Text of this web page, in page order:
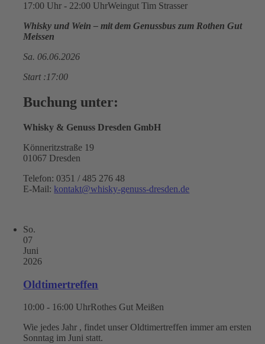
17:00 Uhr - 22:00 UhrWeingut Tim Strasser
Whisky und Wein – mit dem Genussbus zum Rothen Gut
Meissen
Sa. 06.06.2026
Start :17:00
Buchung unter:
Whisky & Genuss Dresden GmbH
Könneritzstraße 19
01067 Dresden
Telefon: 0351 / 485 276 48
E-Mail: kontakt@whisky-genuss-dresden.de
So.
07
Juni
2026
Oldtimertreffen
10:00 - 16:00 UhrRothes Gut Meißen
Wie jedes Jahr , findet unser Oldtimertreffen immer am ersten
Sonntag im Juni statt.